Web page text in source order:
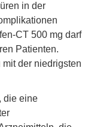
in der
CT 500 mg darf
Patienten.
der niedrigsten
die eine